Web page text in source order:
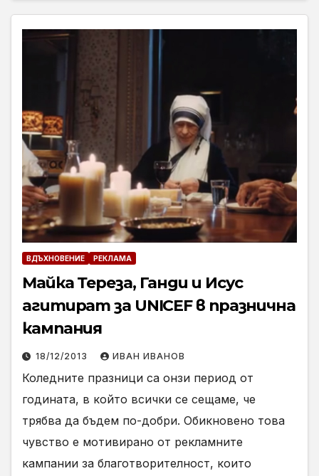
ВДЪХНОВЕНИЕ РЕКЛАМА
Майка Тереза, Ганди и Исус
агитират за UNICEF в празнична
кампания
18/12/2013 ИВАН ИВАНОВ
Коледните празници са онзи период от
годината, в който всички се сещаме, че
трябва да бъдем по-добри. Обикновено това
чувство е мотивирано от рекламните
кампании за благотворителност, които